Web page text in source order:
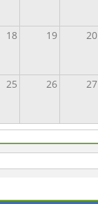
18 19 20
25 26 27